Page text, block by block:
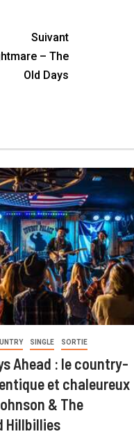
Suivant
– The
Old Days
SINGLE SORTIE
Ahead : le country-
et chaleureux
& The
Hillbillies